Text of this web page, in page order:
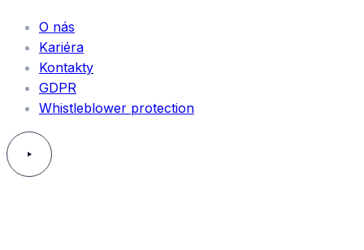
O nás
Kariéra
Kontakty
GDPR
Whistleblower protection